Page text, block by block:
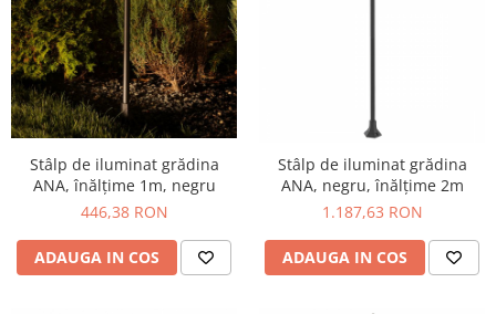
Stâlp de iluminat grădina
ANA, înălțime 1m, negru
446,38 RON
ADAUGA IN COS
Stâlp de iluminat grădina
ANA, negru, înălțime 2m
1.187,63 RON
ADAUGA IN COS